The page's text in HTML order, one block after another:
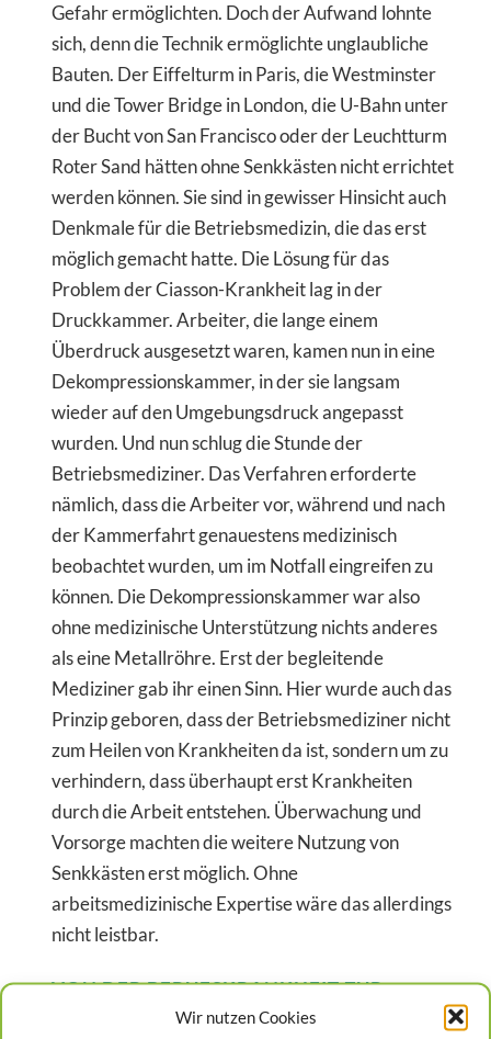
Wir nutzen Cookies
Gefahr ermöglichten. Doch der Aufwand lohnte
sich, denn die Technik ermöglichte unglaubliche
Bauten. Der Eiffelturm in Paris, die Westminster
und die Tower Bridge in London, die U-Bahn unter
der Bucht von San Francisco oder der Leuchtturm
Roter Sand hätten ohne Senkkästen nicht errichtet
werden können. Sie sind in gewisser Hinsicht auch
Denkmale für die Betriebsmedizin, die das erst
möglich gemacht hatte. Die Lösung für das
Problem der Ciasson-Krankheit lag in der
Druckkammer. Arbeiter, die lange einem
Überdruck ausgesetzt waren, kamen nun in eine
Dekompressionskammer, in der sie langsam
wieder auf den Umgebungsdruck angepasst
wurden. Und nun schlug die Stunde der
Betriebsmediziner. Das Verfahren erforderte
nämlich, dass die Arbeiter vor, während und nach
der Kammerfahrt genauestens medizinisch
beobachtet wurden, um im Notfall eingreifen zu
können. Die Dekompressionskammer war also
ohne medizinische Unterstützung nichts anderes
als eine Metallröhre. Erst der begleitende
Mediziner gab ihr einen Sinn. Hier wurde auch das
Prinzip geboren, dass der Betriebsmediziner nicht
zum Heilen von Krankheiten da ist, sondern um zu
verhindern, dass überhaupt erst Krankheiten
durch die Arbeit entstehen. Überwachung und
Vorsorge machten die weitere Nutzung von
Senkkästen erst möglich. Ohne
arbeitsmedizinische Expertise wäre das allerdings
nicht leistbar.
VON DER BERUFSKRANKHEIT ZUR
FREIZEITKRANKHEIT